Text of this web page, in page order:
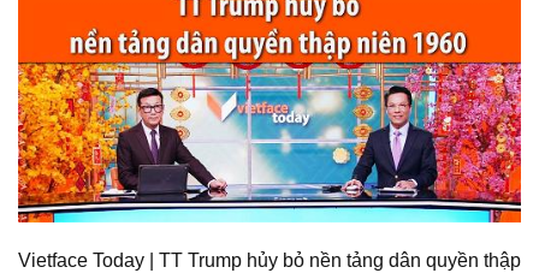
Vietface Today | TT Trump hủy bỏ nền tảng dân quyền thập